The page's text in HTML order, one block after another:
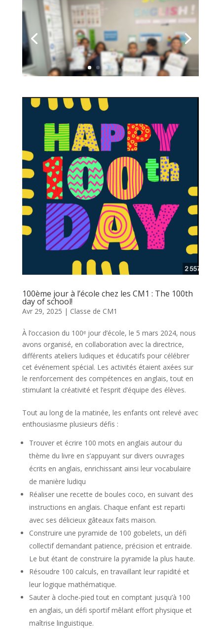
100ème jour à l’école chez les CM1 : The 100th
day of school!
Avr 29, 2025 | Classe de CM1
À l’occasion du 100ᵉ jour d’école, le 5 mars 2024, nous
avons organisé, en collaboration avec la directrice,
différents ateliers ludiques et éducatifs pour célébrer
cet événement spécial. Les activités étaient axées sur
le renforcement des compétences en anglais, tout en
stimulant la créativité et l’esprit d’équipe des élèves.
Tout au long de la matinée, les enfants ont relevé avec
enthousiasme plusieurs défis :
Trouver et écrire 100 mots en anglais autour du
thème du livre en s’appuyant sur divers ouvrages
écrits en anglais, enrichissant ainsi leur vocabulaire
de manière ludiqu
Réaliser une recette de boules coco, en suivant des
instructions en anglais. Chaque enfant est reparti
avec ses délicieux gâteaux faits maison.
Construire une pyramide de 100 gobelets, un défi
collectif demandant patience, précision et entraide.
Le but étant de construire la pyramide la plus haute.
Résoudre 100 calculs, en travaillant leur rapidité et
leur logique mathématique.
Sauter à cloche-pied tout en comptant jusqu’à 100
en anglais, un défi sportif mêlant effort physique et
maîtrise linguistique.